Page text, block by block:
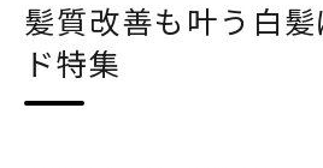
髪質改善も叶う白
ド特集